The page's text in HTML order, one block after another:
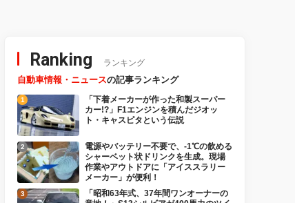
Ranking ランキング
自動車情報・ニュースの記事ランキング
「下着メーカーが作った和製スーパー
カー!?」F1エンジンを積んだジオッ
ト・キャスピタという伝説
電源やバッテリー不要で、-1℃の飲める
シャーベット状ドリンクを生成。現場
作業やアウトドアに「アイススラリー
メーカー」が便利！
「昭和63年式、37年間ワンオーナーの